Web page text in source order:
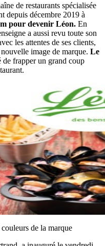
de restaurants spécialisée
depuis décembre 2019 à
pour devenir Léon. En
a aussi revu toute son
les attentes de ses clients,
image de marque. Le
de frapper un grand coup
de la marque